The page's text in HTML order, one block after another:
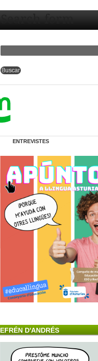
Search form
ENTREVISTES
EFRÉN D'ANDRÉS